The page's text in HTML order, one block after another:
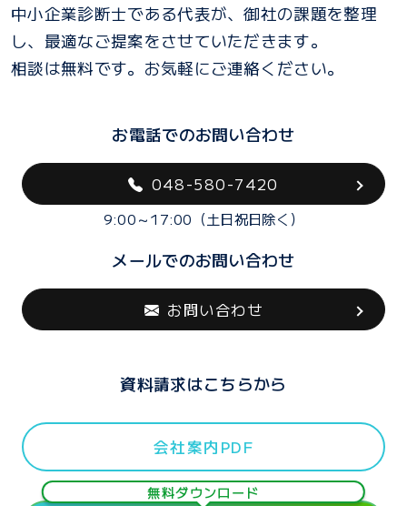
中小企業診断士である代表が、御社の課題を整理
し、最適なご提案をさせていただきます。
相談は無料です。お気軽にご連絡ください。
お電話でのお問い合わせ
048-580-7420
9:00～17:00（土日祝日除く）
メールでのお問い合わせ
お問い合わせ
資料請求はこちらから
会社案内PDF
無料ダウンロード